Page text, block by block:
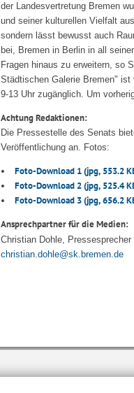
der Landesvertretung Bremen
und seiner kulturellen Vielfalt
sondern lässt bewusst auch
bei, Bremen in Berlin in all
Fragen hinaus zu erweitern, so
Städtischen Galerie Bremen"
9-13 Uhr zugänglich. Um
Achtung Redaktionen:
Die Pressestelle des Senats
Veröffentlichung an. Fotos:
Foto-Download 1(jpg, 553.2
Foto-Download 2(jpg, 525.4
Foto-Download 3(jpg, 656.2
Ansprechpartner für die Medien:
Christian Dohle,
christian.dohle@sk.bremen.de